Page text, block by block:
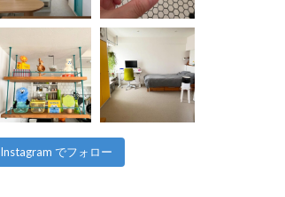
Instagram でフォロー